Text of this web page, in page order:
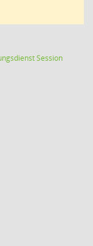
Session(Wird in